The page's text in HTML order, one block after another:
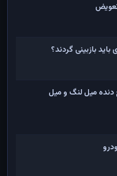
بازبینی گردند؟
میل لنگ و میل